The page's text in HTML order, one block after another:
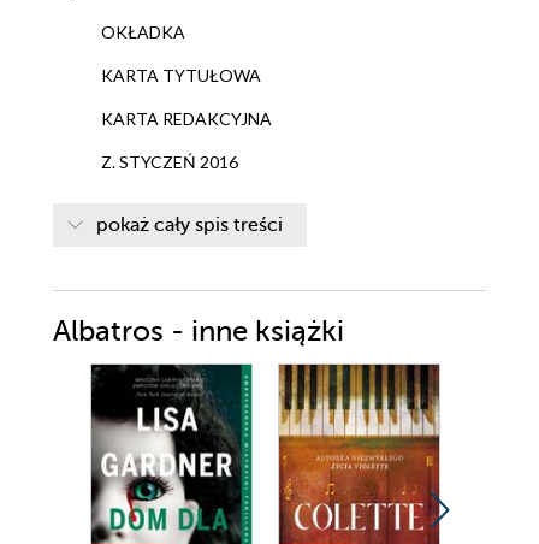
OKŁADKA
KARTA TYTUŁOWA
KARTA REDAKCYJNA
Z. STYCZEŃ 2016
ŁBY I SKÓRY
PODZIĘKOWANIA
pokaż cały spis treści
Albatros - inne książki